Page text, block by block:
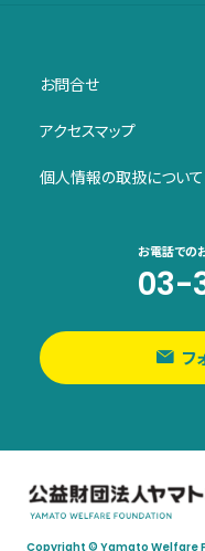
お問合せ
アクセスマップ
個人情報の取扱について
お電話での
03-
フ
Copyright © Yamato Welfare